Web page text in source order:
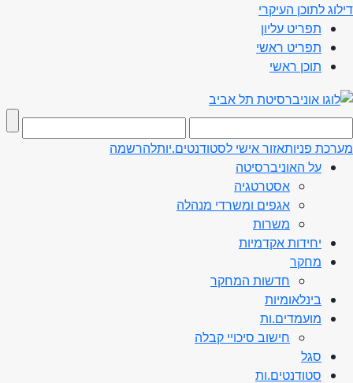
דילוג לתוכן העיקרי
תפריט עליון
תפריט ראשי
תוכן ראשי
מערכת פניותאזור אישי לסטודנטים.יותלהרשמה
על האוניברסיטה
אסטרטגיה
אגפים ומשרדי מנהלה
משרות
יחידות אקדמיות
מחקר
חדשות המחקר
בינלאומיות
מועמדים.ות
חישוב סיכויי קבלה
סגל
סטודנטים.ות